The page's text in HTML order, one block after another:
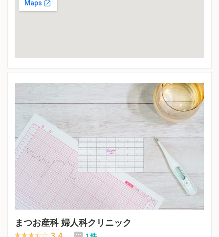
まつお産科 婦人科クリニック